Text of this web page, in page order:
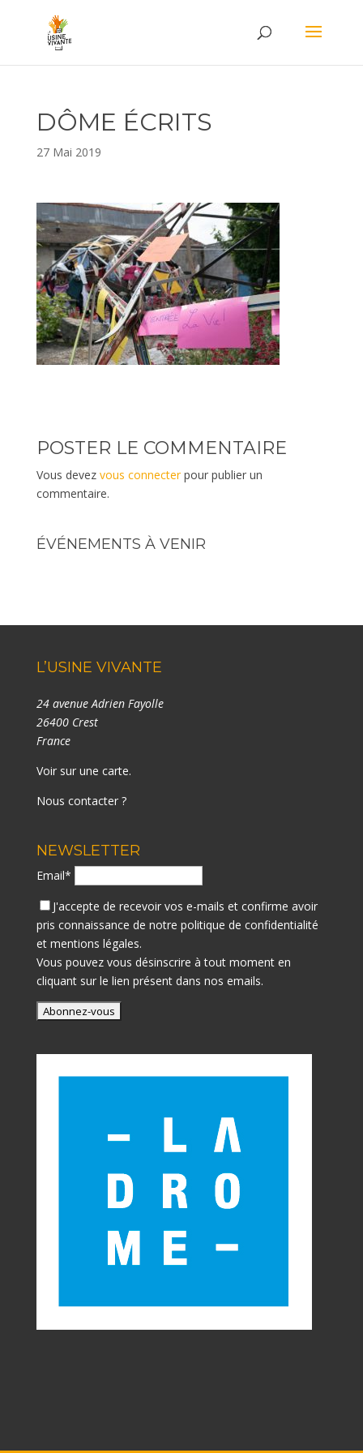
DÔME ÉCRITS
27 Mai 2019
POSTER LE COMMENTAIRE
Vous devez vous connecterpour publier un
commentaire.
ÉVÉNEMENTS À VENIR
L’USINE VIVANTE
24 avenue Adrien Fayolle
26400 Crest
France
Voir sur une carte.
Nous contacter ?
NEWSLETTER
Email*
J'accepte de recevoir vos e-mails et confirme avoir
pris connaissance de notre politique de confidentialité
et mentions légales.
Vous pouvez vous désinscrire à tout moment en
cliquant sur le lien présent dans nos emails.